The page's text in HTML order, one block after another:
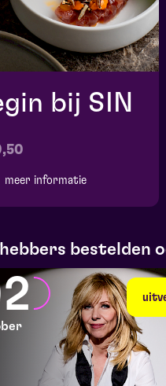
bij SIN
meer informatie
bestelden